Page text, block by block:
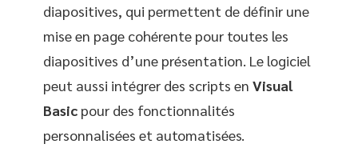
diapositives, qui permettent de définir une
mise en page cohérente pour toutes les
diapositives d’une présentation. Le logiciel
peut aussi intégrer des scripts en Visual
Basic pour des fonctionnalités
personnalisées et automatisées.